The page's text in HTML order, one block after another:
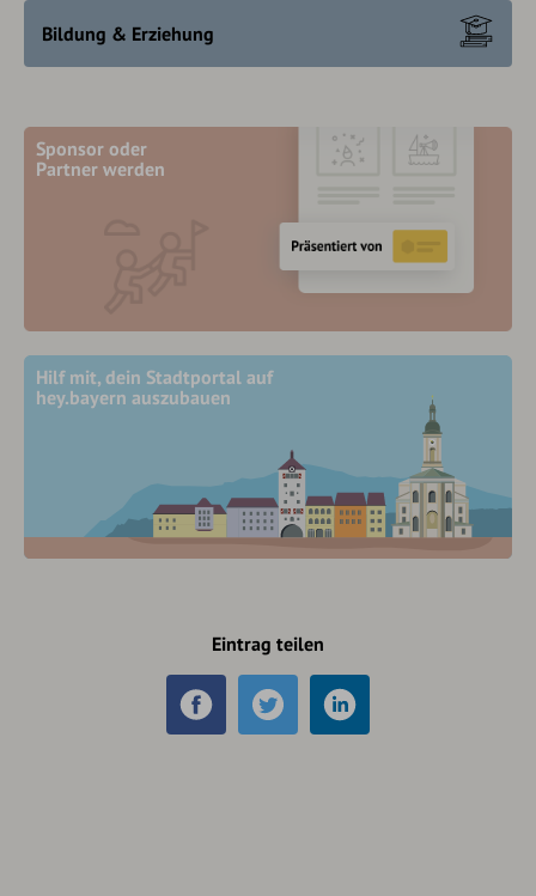
Bildung & Erziehung
Sponsor oder
Partner werden
Hilf mit, dein Stadtportal auf
hey.bayern auszubauen
Eintrag teilen